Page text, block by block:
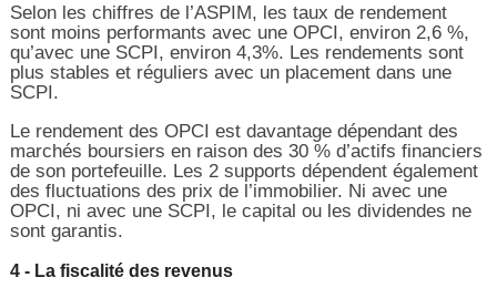
Selon les chiffres de l’ASPIM, les taux de rendement
sont moins performants avec une OPCI, environ 2,6 %,
qu’avec une SCPI, environ 4,3%. Les rendements sont
plus stables et réguliers avec un placement dans une
SCPI.
Le rendement des OPCI est davantage dépendant des
marchés boursiers en raison des 30 % d’actifs financiers
de son portefeuille. Les 2 supports dépendent également
des fluctuations des prix de l’immobilier. Ni avec une
OPCI, ni avec une SCPI, le capital ou les dividendes ne
sont garantis.
4 - La fiscalité des revenus